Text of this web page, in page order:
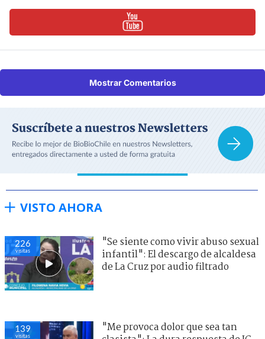
Mostrar Comentarios
VISTO AHORA
226
visitas
"Se siente como vivir abuso sexual
infantil": El descargo de alcaldesa
de La Cruz por audio filtrado
139
visitas
"Me provoca dolor que sea tan